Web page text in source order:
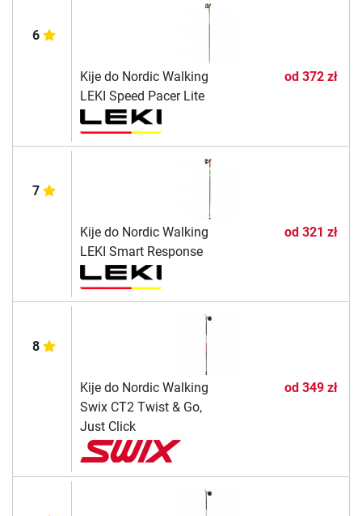
6
Kije do Nordic Walking
LEKI Speed Pacer Lite
od 372 zł
7
Kije do Nordic Walking
LEKI Smart Response
od 321 zł
8
Kije do Nordic Walking
Swix CT2 Twist & Go,
Just Click
od 349 zł